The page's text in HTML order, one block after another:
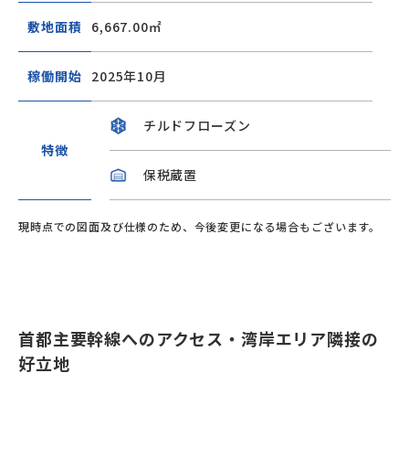
敷地面積 6,667.00㎡
稼働開始 2025年10月
特徴
チルドフローズン
保税蔵置
現時点での図面及び仕様のため、今後変更になる場合もございます。
首都主要幹線へのアクセス・湾岸エリア隣接の
好立地